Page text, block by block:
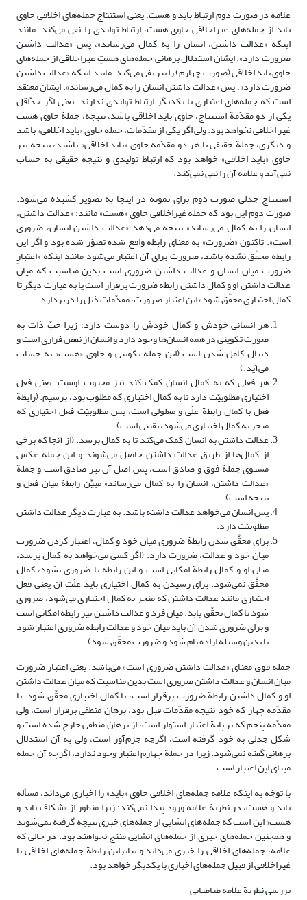
علامه در صورت دوم ارتباط باید و هست، یعنی استنتاج جمله‌های اخلاقی حاوی
باید از جمله‌های غیراخلاقی حاوی هست، ارتباط تولیدی را نفی می‌کند. مانند
اینکه «عدالت داشتن، انسان را به کمال می‌رساند»، پس «عدالت داشتن
ضرورت دارد». ایشان استدلال برهانی جمله‌های هستِ غیراخلاقی از جمله‌های
حاوی باید اخلاقی (صورت چهارم) را نیز نفی می‌کند. مانند اینکه «عدالت داشتن
ضرورت دارد»، پس «عدالت داشتن انسان را به کمال می‌رساند». ایشان معتقد
است که جمله‌های اعتباری با یکدیگر ارتباط تولیدی ندارند. یعنی اگر حدّاقل
یکی از دو مقدّمة استنتاج، حاوی باید اخلاقی باشد، نتیجه، جملة حاوی هستِ
غیر اخلاقی نخواهد بود. ولی اگر یکی از مقدّمات، جملة حاوی «باید اخلاقی» باشد
و دیگری، جملة حقیقی یا هر دو مقدّمه حاوی «باید اخلاقی» باشند، نتیجه نیز
حاوی «باید اخلاقی» خواهد بود که ارتباط تولیدی و نتیجه حقیقی به حساب
نمی‌آید و علامه آن را نفی نمی‌کند.
استنتاج جدلی صورت دوم برای نمونه در اینجا به تصویر کشیده می‌شود.
صورت دوم این بود که جملة غیراخلاقی حاوی «هست» مانند: «عدالت داشتن،
انسان را به کمال می‌رساند» نتیجه می‌دهد «عدالت داشتنِ انسان، ضروری
است». تاکنون «ضرورت» به معنای رابطة واقع شده تصوّر شده بود و اگر این
رابطه محقَّق نشده باشد، ضرورت برای آن اعتبار می‌شود مانند اینکه «اعتبارِ
ضرورت میان انسان و عدالت داشتن ضروری است بدین مناسبت که میان
عدالت داشتن او و کمال داشتن رابطة ضرورت برقرار است یا به عبارت دیگر تا
کمال اختیاری محقَّق شود» این اعتبار ضرورت، مقدّمات ذیل را دربردارد.
هر انسانی خودش و کمال خودش را دوست دارد؛ زیرا حبّ ذات به
صورت تکوینی در همه انسان‌ها وجود دارد و انسان از نقص فراری است و
دنبال کامل شدن است (این جمله تکوینی و حاوی «هست» به حساب
می‌آید.)
هر فعلی که به کمال انسان کمک کند نیز محبوب اوست. یعنی فعل
اختیاری مطلوبیّت دارد تا به کمال اختیاری که مطلوب بود، برسیم. (رابطة
فعل با کمال رابطة علّی و معلولی است، پس مطلوبیّت فعل اختیاری که
منجر به کمال اختیاری می‌شود، یقینی است).
عدالت داشتن به انسان کمک می‌کند تا به کمال برسد. (از آنجا که برخی
از کمال‌ها از طریق عدالت داشتن حاصل می‌شوند و این جمله عکس
مستوی جملة فوق و صادق است، پس اصل آن نیز صادق است و جملة
«عدالت داشتن، انسان را به کمال می‌رساند» مبیِّن رابطة میان فعل و
نتیجه است).
پس انسان می‌خواهد عدالت داشته باشد. به عبارت دیگر عدالت داشتن
مطلوبیّت دارد.
برای محقَّق شدن رابطة ضروری میان خود و کمال، اعتبار کردن ضرورت
میان خود و عدالت، ضرورت دارد. (اگر کسی می‌خواهد به کمال برسد،
میان او و کمال رابطة امکانی است و این رابطه تا ضروری نشود، کمال
محقَّق نمی‌شود. برای رسیدن به کمال اختیاری باید علّت آن یعنی فعل
اختیاری مانند عدالت داشتن که منجر به کمال اختیاری می‌شود، ضروری
شود تا کمال تحقّق یابد. میان فرد و عدالت داشتن نیز رابطه امکانی است
و برای ضروری شدن آن باید میان خود و عدالت رابطة ضروری اعتبار شود
تا بدین وسیله اراده تام شود و ضرورت محقّق شود).
جملة فوق معنای «عدالت داشتن ضروری است» می‌باشد. یعنی اعتبارِ ضرورت
میان انسان و عدالت داشتن ضروری است بدین مناسبت که میان عدالت داشتن
او و کمال داشتن رابطة ضرورت برقرار است، تا کمال اختیاری محقّق شود. تا
مقدّمه چهار که خود نتیجة مقدّمات قبل بود، برهان منطقی برقرار است، ولی
مقدّمه پنجم که بر پایة اعتبار استوار است، از برهان منطقی خارج شده است و
شکل جدلی به خود گرفته است، اگرچه جزم‌آور است، ولی به آن استدلال
برهانی گفته نمی‌شود. زیرا در جملة چهارم اعتبار وجود ندارد، اگرچه آن جمله
مبنای این اعتبار است.
با توجّه به اینکه علامه جمله‌های اخلاقی حاوی «باید» را اخباری می‌داند، مسألة
باید و هست، در نظریة علامه ورود پیدا نمی‌کند؛ زیرا منظور از «شکاف باید و
هست» این است که جمله‌های انشایی از جمله‌های خبری نتیجه گرفته نمی‌شوند
و همچنین جمله‌های خبری از جمله‌های انشایی منتج نخواهند بود. در حالی که
علامه، جمله‌های اخلاقی را خبری می‌داند و بنابراین رابطة جمله‌های اخلاقی با
غیراخلاقی از قبیل جمله‌های اخباری با یکدیگر خواهد بود.
بررسی نظریة علامه طباطبایی